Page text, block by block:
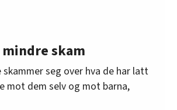
skam
seg over hva de har latt
mot dem selv og mot barna,